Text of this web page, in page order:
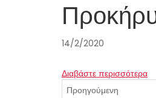
14/2/2020
Διαβάστε περισσότερα
Προηγούμενη